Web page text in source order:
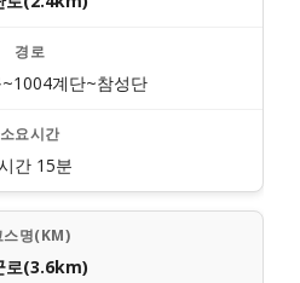
계단~참성단
간 15분
로(3.6km)